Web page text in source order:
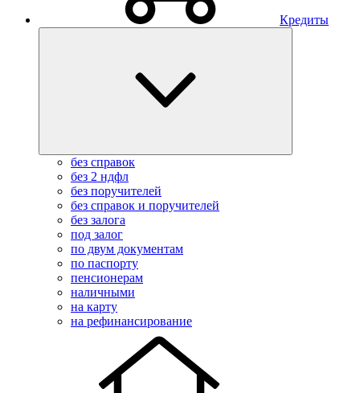
Кредиты
без справок
без 2 ндфл
без поручителей
без справок и поручителей
без залога
под залог
по двум документам
по паспорту
пенсионерам
наличными
на карту
на рефинансирование